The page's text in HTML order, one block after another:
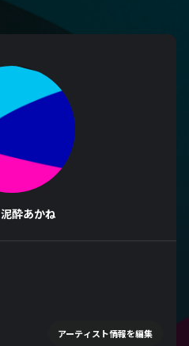
酔あかね
アーティスト情報を編集